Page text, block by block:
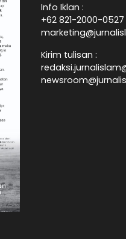
Info Iklan :
+62 821-2000-0527
Kirim tulisan :